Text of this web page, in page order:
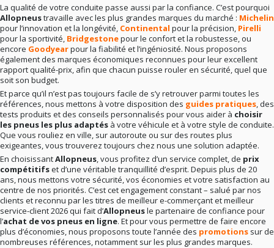
La qualité de votre conduite passe aussi par la confiance. C’est pourquoi
Allopneustravaille avec les plus grandes marques du marché : Michelin
pour l’innovation et la longévité, Continental pour la précision, Pirelli
pour la sportivité, Bridgestonepour le confort et la robustesse, ou
encore Goodyearpour la fiabilité et l’ingéniosité. Nous proposons
également des marques économiques reconnues pour leur excellent
rapport qualité-prix, afin que chacun puisse rouler en sécurité, quel que
soit son budget.
Et parce qu’il n’est pas toujours facile de s’y retrouver parmi toutes les
références, nous mettons à votre disposition des guides pratiques, des
tests produits et des conseils personnalisés pour vous aider à choisir
les pneus les plus adaptés à votre véhicule et à votre style de conduite.
Que vous rouliez en ville, sur autoroute ou sur des routes plus
exigeantes, vous trouverez toujours chez nous une solution adaptée.
En choisissantAllopneus, vous profitez d’un service complet, de prix
compétitifset d’une véritable tranquillité d’esprit. Depuis plus de 20
ans, nous mettons votre sécurité, vos économies et votre satisfaction au
centre de nos priorités. C’est cet engagement constant – salué par nos
clients et reconnu par les titres de meilleur e-commerçant et meilleur
service-client 2026 qui fait d’Allopneusle partenaire de confiance pour
l’achat de vos pneus en ligne. Et pour vous permettre de faire encore
plus d’économies, nous proposons toute l’année des promotions sur de
nombreuses références, notamment sur les plus grandes marques.